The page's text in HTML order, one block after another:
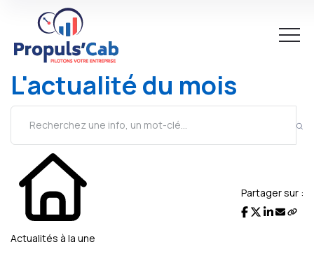
L'actualité du mois
Actualités à la une
Partager sur :